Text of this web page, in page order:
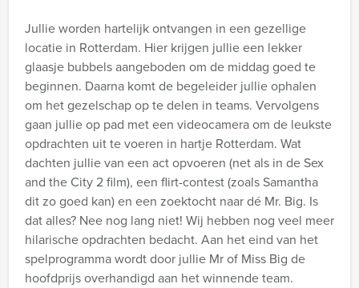
Jullie worden hartelijk ontvangen in een gezellige
locatie in Rotterdam. Hier krijgen jullie een lekker
glaasje bubbels aangeboden om de middag goed te
beginnen. Daarna komt de begeleider jullie ophalen
om het gezelschap op te delen in teams. Vervolgens
gaan jullie op pad met een videocamera om de leukste
opdrachten uit te voeren in hartje Rotterdam. Wat
dachten jullie van een act opvoeren (net als in de Sex
and the City 2 film), een flirt-contest (zoals Samantha
dit zo goed kan) en een zoektocht naar dé Mr. Big. Is
dat alles? Nee nog lang niet! Wij hebben nog veel meer
hilarische opdrachten bedacht. Aan het eind van het
spelprogramma wordt door jullie Mr of Miss Big de
hoofdprijs overhandigd aan het winnende team.